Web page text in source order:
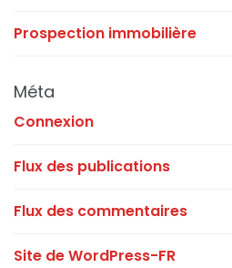
Prospection immobilière
Méta
Connexion
Flux des publications
Flux des commentaires
Site de WordPress-FR